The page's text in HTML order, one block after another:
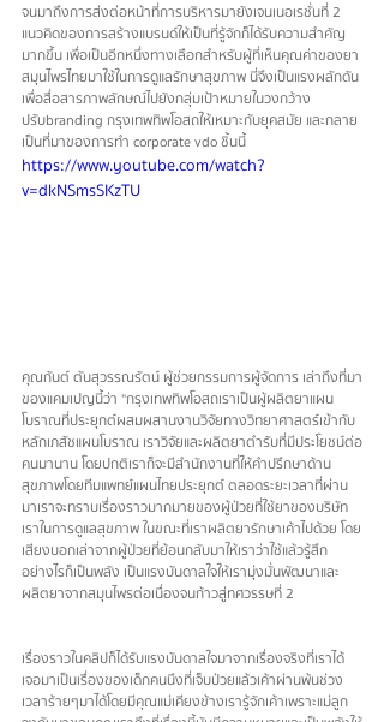
จนมาถึงการส่งต่อหน้าที่การบริหารมายังเจนเนอเรชั่นที่ 2
แนวคิดของการสร้างแบรนด์ให้เป็นที่รู้จักก็ได้รับความสำคัญ
มากขึ้น เพื่อเป็นอีกหนึ่งทางเลือกสำหรับผู้ที่เห็นคุณค่าของยา
สมุนไพรไทยมาใช้ในการดูแลรักษาสุขภาพ นี่จึงเป็นแรงผลักดัน
เพื่อสื่อสารภาพลักษณ์ไปยังกลุ่มเป้าหมายในวงกว้าง
ปรับbranding กรุงเทพทิพโอสถให้เหมาะกับยุคสมัย และกลาย
เป็นที่มาของการทำ corporate vdo ชิ้นนี้
https://www.youtube.com/watch?
v=dkNSmsSKzTU
คุณกันต์ ตันสุวรรณรัตน์ ผู้ช่วยกรรมการผู้จัดการ เล่าถึงที่มา
ของแคมเปญนี้ว่า “กรุงเทพทิพโอสถเราเป็นผู้ผลิตยาแผน
โบราณที่ประยุกต์ผสมผสานงานวิจัยทางวิทยาศาสตร์เข้ากับ
หลักเภสัชแผนโบราณ เราวิจัยและผลิตยาตำรับที่มีประโยชน์ต่อ
คนมานาน โดยปกติเราก็จะมีสำนักงานที่ให้คำปรึกษาด้าน
สุขภาพโดยทีมแพทย์แผนไทยประยุกต์ ตลอดระยะเวลาที่ผ่าน
มาเราจะทราบเรื่องราวมากมายของผู้ป่วยที่ใช้ยาของบริษัท
เราในการดูแลสุขภาพ ในขณะที่เราผลิตยารักษาเค้าไปด้วย โดย
เสียงบอกเล่าจากผู้ป่วยที่ย้อนกลับมาให้เราว่าใช้แล้วรู้สึก
อย่างไรก็เป็นพลัง เป็นแรงบันดาลใจให้เรามุ่งมั่นพัฒนาและ
ผลิตยาจากสมุนไพรต่อเนื่องจนก้าวสู่ทศวรรษที่ 2
เรื่องราวในคลิปก็ได้รับแรงบันดาลใจมาจากเรื่องจริงที่เราได้
เจอมาเป็นเรื่องของเด็กคนนึงที่เจ็บป่วยแล้วเค้าผ่านพ้นช่วง
เวลาร้ายๆมาได้โดยมีคุณแม่เคียงข้างเรารู้จักเค้าเพราะแม่ลูก